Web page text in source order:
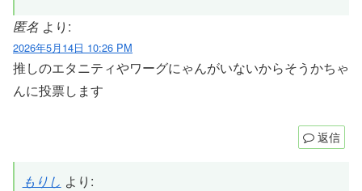
匿名 より:
2026年5月14日 10:26 PM
推しのエタニティやワーグにゃんがいないからそうかちゃ
んに投票します
返信
もりし より: